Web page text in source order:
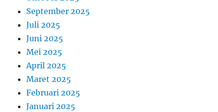
September 2025
Juli 2025
Juni 2025
Mei 2025
April 2025
Maret 2025
Februari 2025
Januari 2025